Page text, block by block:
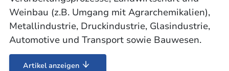
Weinbau (z.B. Umgang mit Agrarchemikalien),
Metallindustrie, Druckindustrie, Glasindustrie,
Automotive und Transport sowie Bauwesen.
Artikel anzeigen